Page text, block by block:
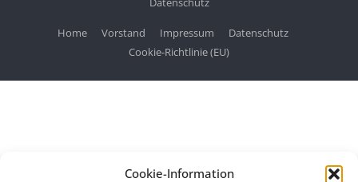
Cookie-Information
Home Vorstand Impressum
Datenschutz
Cookie-Richtlinie (EU)